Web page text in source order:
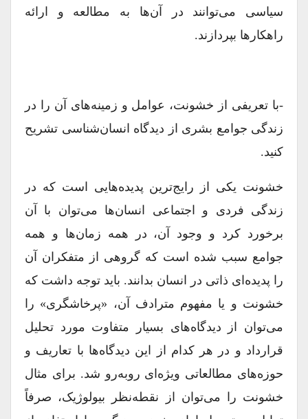
سیاسى مى‏‌توانند در آن‏‌ها به مطالعه و ارائه
راهکارها بپردازند.
-با تعریفى از خشونت، عوامل و زمینه‏‌هاى آن را در
زندگى جوامع بشرى از دیدگاه انسان‏‌شناسى تشریح
کنید.
خشونت یکى از رایج‏‌ترین پدیده‏‌هایى است که در
زندگى فردى و اجتماعى انسان‏‌ها مى‏‌توان با آن
برخورد کرد و وجود آن، در همه زمان‏‌ها و همه
جوامع سبب شده است که گروهى از متفکران آن
را پدیده‏‌اى ذاتى در انسان بدانند. باید توجه داشت که
خشونت و یا مفهوم مترادف آن، «پرخاشگرى» را
مى‏‌توان از دیدگاه‏‌هاى بسیار متفاوت مورد تحلیل
قرارداد و در هر کدام از این دیدگاه‏‌ها با تعاریف و
حوزه‏‌هاى مطالعاتى ویژه‏‌اى روبه‏‌رو شد. براى مثال
خشونت را مى‏‌توان از نقطه‏‌نظر بیولوژیک، صرفاً